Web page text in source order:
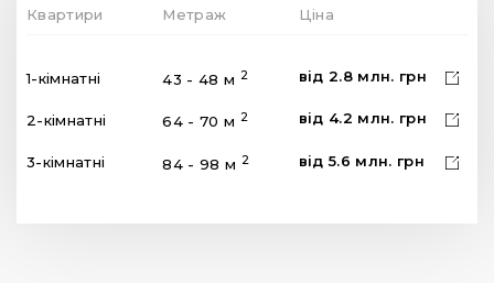
Квартири Метраж Ціна
1-кімнатні 43 - 48 м 2 від 2.8 млн. грн
2-кімнатні 64 - 70 м 2 від 4.2 млн. грн
3-кімнатні 84 - 98 м 2 від5.6 млн. грн